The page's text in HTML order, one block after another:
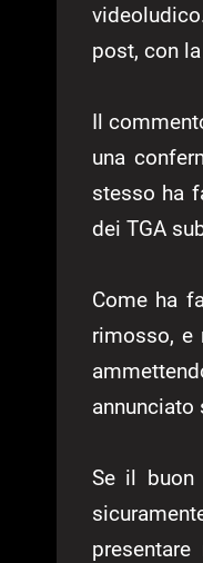
post, con
Il
una
stesso ha
dei TGA
Come ha
rimosso, e
annunciato
Se il buon